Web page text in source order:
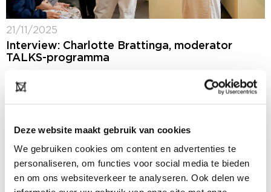
Deze website maakt gebruik van cookies
We gebruiken cookies om content en advertenties te
personaliseren, om functies voor social media te bieden
en om ons websiteverkeer te analyseren. Ook delen we
21/11/2025
Interview: Charlotte Brattinga, moderator
TALKS-programma
TALKS op Modefabriek. We spreken haar digitaal